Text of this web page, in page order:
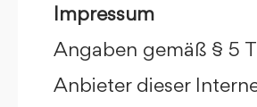
Impressum
Angaben gemäß § 5
Anbieter dieser